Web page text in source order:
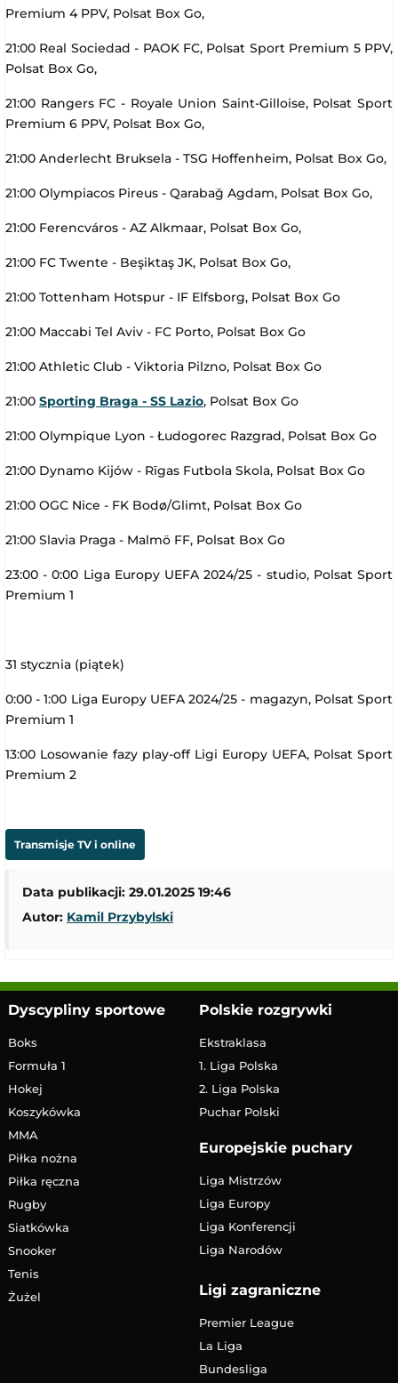
Premium 4 PPV, Polsat Box Go,
21:00 Real Sociedad - PAOK FC, Polsat Sport Premium 5 PPV,
Polsat Box Go,
21:00 Rangers FC - Royale Union Saint-Gilloise, Polsat Sport
Premium 6 PPV, Polsat Box Go,
21:00 Anderlecht Bruksela - TSG Hoffenheim, Polsat Box Go,
21:00 Olympiacos Pireus - Qarabağ Agdam, Polsat Box Go,
21:00 Ferencváros - AZ Alkmaar, Polsat Box Go,
21:00 FC Twente - Beşiktaş JK, Polsat Box Go,
21:00 Tottenham Hotspur - IF Elfsborg, Polsat Box Go
21:00 Maccabi Tel Aviv - FC Porto, Polsat Box Go
21:00 Athletic Club - Viktoria Pilzno, Polsat Box Go
21:00 Sporting Braga - SS Lazio, Polsat Box Go
21:00 Olympique Lyon - Łudogorec Razgrad, Polsat Box Go
21:00 Dynamo Kijów - Rīgas Futbola Skola, Polsat Box Go
21:00 OGC Nice - FK Bodø/Glimt, Polsat Box Go
21:00 Slavia Praga - Malmö FF, Polsat Box Go
23:00 - 0:00 Liga Europy UEFA 2024/25 - studio, Polsat Sport
Premium 1
31 stycznia (piątek)
0:00 - 1:00 Liga Europy UEFA 2024/25 - magazyn, Polsat Sport
Premium 1
13:00 Losowanie fazy play-off Ligi Europy UEFA, Polsat Sport
Premium 2
Transmisje TV i online
Data publikacji: 29.01.2025 19:46
Autor: Kamil Przybylski
Dyscypliny sportowe
Boks
Formuła 1
Hokej
Koszykówka
MMA
Piłka nożna
Piłka ręczna
Rugby
Siatkówka
Snooker
Tenis
Żużel
Polskie rozgrywki
Ekstraklasa
1. Liga Polska
2. Liga Polska
Puchar Polski
Europejskie puchary
Liga Mistrzów
Liga Europy
Liga Konferencji
Liga Narodów
Ligi zagraniczne
Premier League
La Liga
Bundesliga